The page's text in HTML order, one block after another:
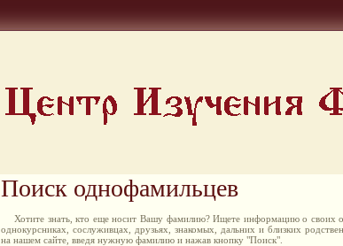
Поиск однофамильцев
Хотите знать, кто еще носит Вашу фамилию? Ищете информацию о своих
однокурсниках, сослуживцах, друзьях, знакомых, дальних и близких
на нашем сайте, введя нужную фамилию и нажав кнопку "Поиск".